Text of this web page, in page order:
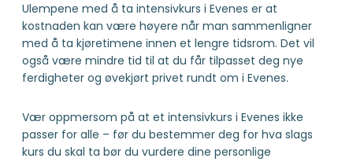
Ulempene med å ta intensivkurs i Evenes er at
kostnaden kan være høyere når man sammenligner
med å ta kjøretimene innen et lengre tidsrom. Det vil
også være mindre tid til at du får tilpasset deg nye
ferdigheter og øvekjørt privet rundt om i Evenes.
Vær oppmersom på at et intensivkurs i Evenes ikke
passer for alle – før du bestemmer deg for hva slags
kurs du skal ta bør du vurdere dine personlige